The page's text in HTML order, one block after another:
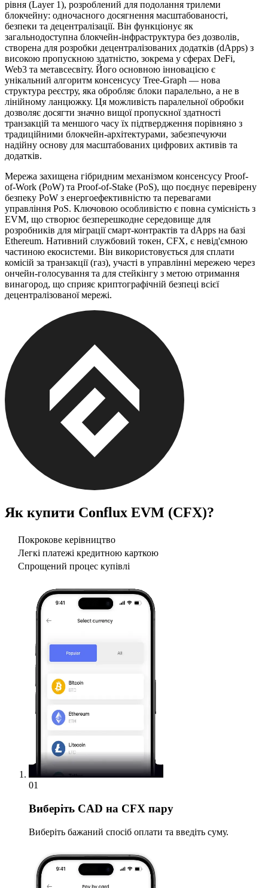
рівня (Layer 1), розроблений для подолання трилеми
блокчейну: одночасного досягнення масштабованості,
безпеки та децентралізації. Він функціонує як
загальнодоступна блокчейн-інфраструктура без дозволів,
створена для розробки децентралізованих додатків (dApps) з
високою пропускною здатністю, зокрема у сферах DeFi,
Web3 та метавсесвіту. Його основною інновацією є
унікальний алгоритм консенсусу Tree-Graph — нова
структура реєстру, яка обробляє блоки паралельно, а не в
лінійному ланцюжку. Ця можливість паралельної обробки
дозволяє досягти значно вищої пропускної здатності
транзакцій та меншого часу їх підтвердження порівняно з
традиційними блокчейн-архітектурами, забезпечуючи
надійну основу для масштабованих цифрових активів та
додатків.
Мережа захищена гібридним механізмом консенсусу Proof-
of-Work (PoW) та Proof-of-Stake (PoS), що поєднує перевірену
безпеку PoW з енергоефективністю та перевагами
управління PoS. Ключовою особливістю є повна сумісність з
EVM, що створює безперешкодне середовище для
розробників для міграції смарт-контрактів та dApps на базі
Ethereum. Нативний службовий токен, CFX, є невід'ємною
частиною екосистеми. Він використовується для сплати
комісій за транзакції (газ), участі в управлінні мережею через
ончейн-голосування та для стейкінгу з метою отримання
винагород, що сприяє криптографічній безпеці всієї
децентралізованої мережі.
Як купити Conflux EVM (CFX)?
Покрокове керівництво
Легкі платежі кредитною карткою
Спрощений процес купівлі
01
Виберіть CAD на CFX пару
Виберіть бажаний спосіб оплати та введіть суму.